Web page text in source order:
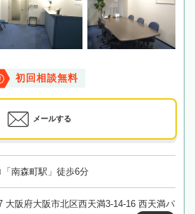
初回相談無料
メールする
南森町駅」徒歩6分
大阪府大阪市北区西天満3-14-16 西天満パ